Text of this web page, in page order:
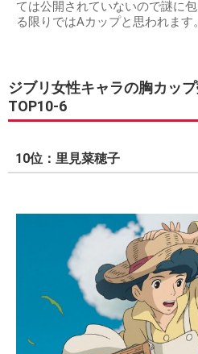
ては公開されていないので謎に
る限りではAカップと思われます。
ジブリ女性キャラの胸カッ
TOP10-6
10位：里見菜穂子